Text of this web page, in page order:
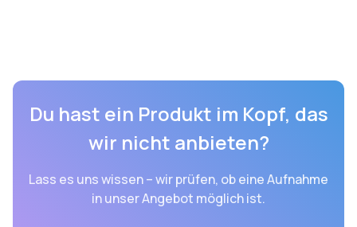
Du hast ein Produkt im Kopf, das
wir nicht anbieten?
Lass es uns wissen – wir prüfen, ob eine Aufnahme
in unser Angebot möglich ist.